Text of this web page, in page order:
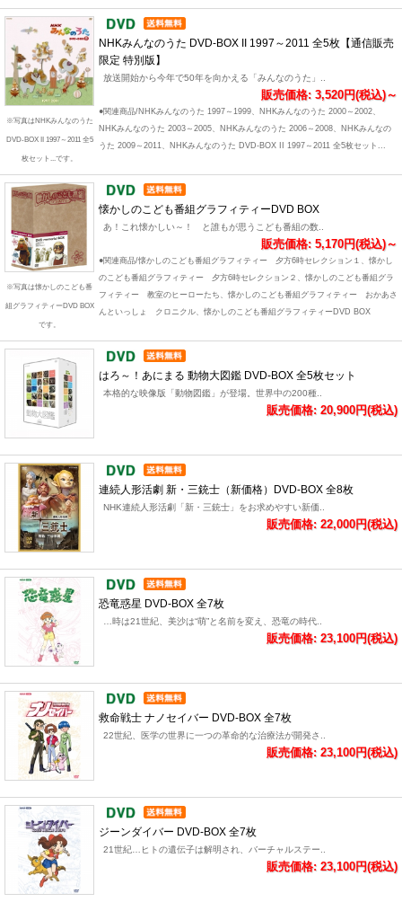
※写真はNHKみんなのうた
DVD-BOX II 1997～2011 全5
枚セット...です。
NHKみんなのうた DVD-BOX II 1997～2011 全5枚【通信販売
限定 特別版】
放送開始から今年で50年を向かえる「みんなのうた」..
販売価格: 3,520円(税込)～
●関連商品/NHKみんなのうた 1997～1999、NHKみんなのうた 2000～2002、
NHKみんなのうた 2003～2005、NHKみんなのうた 2006～2008、NHKみんなの
うた 2009～2011、NHKみんなのうた DVD-BOX II 1997～2011 全5枚セット...
※写真は懐かしのこども番
組グラフィティーDVD BOX
です。
懐かしのこども番組グラフィティーDVD BOX
あ！これ懐かしい～！ と誰もが思うこども番組の数..
販売価格: 5,170円(税込)～
●関連商品/懐かしのこども番組グラフィティー 夕方6時セレクション１、懐かし
のこども番組グラフィティー 夕方6時セレクション２、懐かしのこども番組グラ
フィティー 教室のヒーローたち、懐かしのこども番組グラフィティー おかあさ
んといっしょ クロニクル、懐かしのこども番組グラフィティーDVD BOX
はろ～！あにまる 動物大図鑑 DVD-BOX 全5枚セット
本格的な映像版「動物図鑑」が登場。世界中の200種..
販売価格: 20,900円(税込)
連続人形活劇 新・三銃士（新価格）DVD-BOX 全8枚
NHK連続人形活劇「新・三銃士」をお求めやすい新価..
販売価格: 22,000円(税込)
恐竜惑星 DVD-BOX 全7枚
…時は21世紀、美沙は“萌”と名前を変え、恐竜の時代..
販売価格: 23,100円(税込)
救命戦士 ナノセイバー DVD-BOX 全7枚
22世紀、医学の世界に一つの革命的な治療法が開発さ..
販売価格: 23,100円(税込)
ジーンダイバー DVD-BOX 全7枚
21世紀…ヒトの遺伝子は解明され、バーチャルステー..
販売価格: 23,100円(税込)